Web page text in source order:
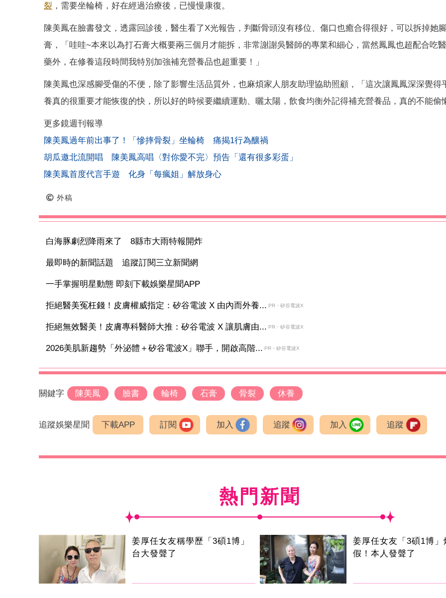
裂 ，需要坐輪椅，好在經過治療後，已慢慢康復。
陳美鳳在臉書發文，透露回診後，醫生看了X光報告，判斷骨頭沒有移位、傷口也癒合得很好，可以拆掉她
膏，「哇哇~本來以為打石膏大概要兩三個月才能拆，非常謝謝吳醫師的專業和細心，當然鳳鳳也超配合吃
藥外，在修養這段時間我特別加強補充營養品也超重要！」
陳美鳳也深感腳受傷的不便，除了影響生活品質外，也麻煩家人朋友助理協助照顧，「這次讓鳳鳳深深覺得
養真的很重要才能恢復的快，所以好的時候要繼續運動、曬太陽，飲食均衡外記得補充營養品，真的不能偷
更多鏡週刊報導
陳美鳳過年前出事了！「慘摔骨裂」坐輪椅 痛揭1行為釀禍
胡瓜邀北流開唱 陳美鳳高唱〈對你愛不完〉預告「還有很多彩蛋」
陳美鳳首度代言手遊 化身「每瘋姐」解放身心
外稿
白海豚劇烈降雨來了 8縣市大雨特報開炸
最即時的新聞話題 追蹤訂閱三立新聞網
一手掌握明星動態 即刻下載娛樂星聞APP
拒絕醫美冤枉錢！皮膚權威指定：矽谷電波 X 由內而外養... PR・矽谷電波X
拒絕無效醫美！皮膚專科醫師大推：矽谷電波 X 讓肌膚由... PR・矽谷電波X
2026美肌新趨勢「外泌體＋矽谷電波X」聯手，開啟高階... PR・矽谷電波X
關鍵字 陳美鳳 臉書 輪椅 石膏 骨裂 休養
追蹤娛樂星聞 下載APP 訂閱 加入 追蹤 加入 追蹤
熱門新聞
姜厚任女友稱學歷「3碩1博」
台大發聲了
姜厚任女友「3碩1博」
假！本人發聲了